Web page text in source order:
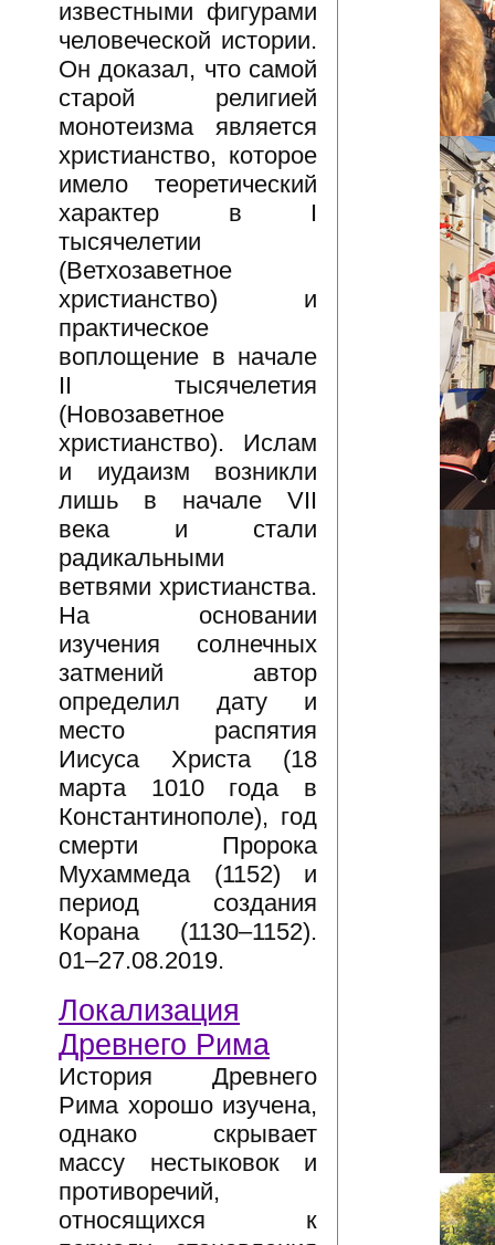
известными фигурами
человеческой истории.
Он доказал, что самой
старой религией
монотеизма является
христианство, которое
имело теоретический
характер в I
тысячелетии
(Ветхозаветное
христианство) и
практическое
воплощение в начале
II тысячелетия
(Новозаветное
христианство). Ислам
и иудаизм возникли
лишь в начале VII
века и стали
радикальными
ветвями христианства.
На основании
изучения солнечных
затмений автор
определил дату и
место распятия
Иисуса Христа (18
марта 1010 года в
Константинополе), год
смерти Пророка
Мухаммеда (1152) и
период создания
Корана (1130–1152).
01–27.08.2019.
Локализация
Древнего Рима
История Древнего
Рима хорошо изучена,
однако скрывает
массу нестыковок и
противоречий,
относящихся к